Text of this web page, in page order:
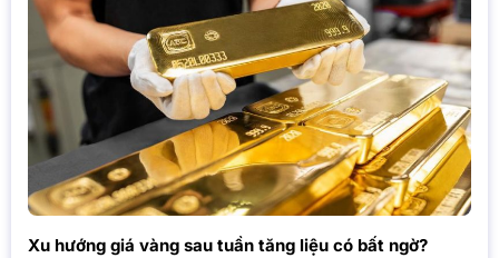
Xu hướng giá vàng sau tuần tăng liệu có bất ngờ?